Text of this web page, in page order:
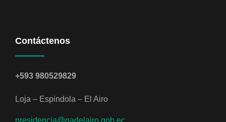
Contáctenos
+593 980529829
Loja – Espindola – El Airo